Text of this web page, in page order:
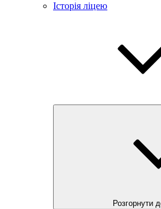
Історія ліцею
Розгорнути